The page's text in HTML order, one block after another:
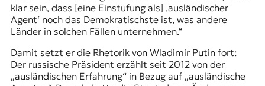
O
s
t
e
u
r
klar sein, dass [eine Einstufung als] ‚ausländischer
Agent‘ noch das Demokratischste ist, was andere
Länder in solchen Fällen unternehmen.“
Damit setzt er die Rhetorik von Wladimir Putin fort:
Der russische Präsident erzählt seit 2012 von der
„ausländischen Erfahrung“ in Bezug auf „ausländische